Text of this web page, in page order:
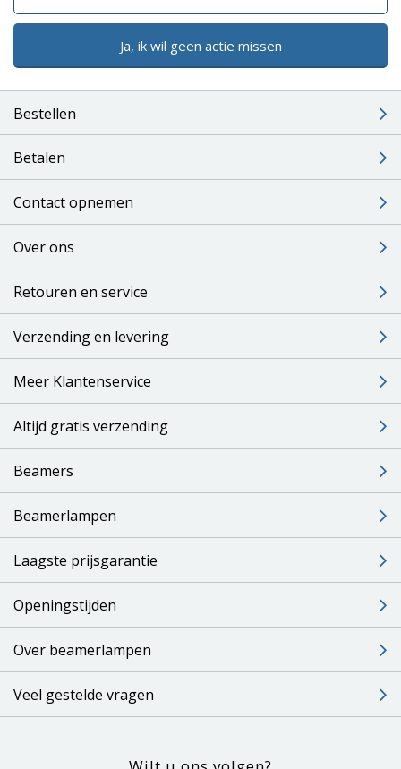
Ja, ik wil geen actie missen
Bestellen
Betalen
Contact opnemen
Over ons
Retouren en service
Verzending en levering
Meer Klantenservice
Altijd gratis verzending
Beamers
Beamerlampen
Laagste prijsgarantie
Openingstijden
Over beamerlampen
Veel gestelde vragen